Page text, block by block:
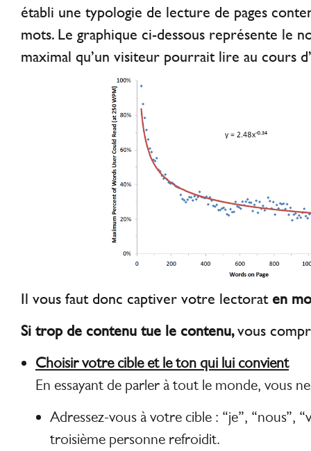
établi une typologie de lecture de pages
mots. Le graphique ci-dessous représente le
maximal qu’un visiteur pourrait lire au cours
Il vous faut donc captiver votre lectorat en
Si trop de contenu tue le contenu,vous
Choisir votre cible et le ton qui lui convient
En essayant de parler à tout le monde, vous
Adressez-vous à votre cible : “je”, “nous”,
troisième personne refroidit.